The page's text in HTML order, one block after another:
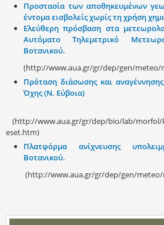
Προστασία των αποθηκευμένων
έντομα εισβολείς χωρίς τη χρήση
Ελεύθερη πρόσβαση στα
Αυτόματο Τηλεμετρικό
Βοτανικού.
(http://www.aua.gr/gr/dep/gen/meteo/
Πρόταση διάσωσης και
Όχης (Ν. Εύβοια)
(http://www.aua.gr/gr/dep/bio/lab/morfol/
eset.htm)
Πλατφόρμα ανίχνευσης
Βοτανικού.
(http://www.aua.gr/gr/dep/gen/meteo/